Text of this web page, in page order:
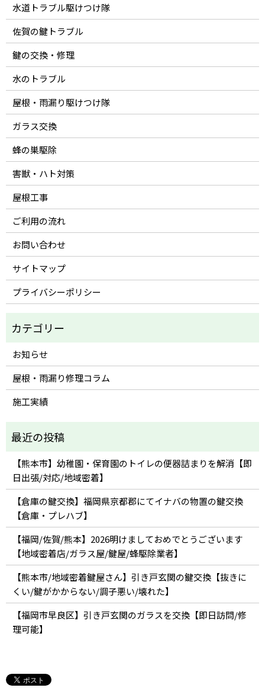
水道トラブル駆けつけ隊
佐賀の鍵トラブル
鍵の交換・修理
水のトラブル
屋根・雨漏り駆けつけ隊
ガラス交換
蜂の巣駆除
害獣・ハト対策
屋根工事
ご利用の流れ
お問い合わせ
サイトマップ
プライバシーポリシー
お知らせ
屋根・雨漏り修理コラム
施工実績
【熊本市】幼稚園・保育園のトイレの便器詰まりを解消【即
日出張/対応/地域密着】
【倉庫の鍵交換】福岡県京都郡にてイナバの物置の鍵交換
【倉庫・プレハブ】
【福岡/佐賀/熊本】2026明けましておめでとうございます
【地域密着店/ガラス屋/鍵屋/蜂駆除業者】
【熊本市/地域密着鍵屋さん】引き戸玄関の鍵交換【抜きに
くい/鍵がかからない/調子悪い/壊れた】
【福岡市早良区】引き戸玄関のガラスを交換【即日訪問/修
理可能】